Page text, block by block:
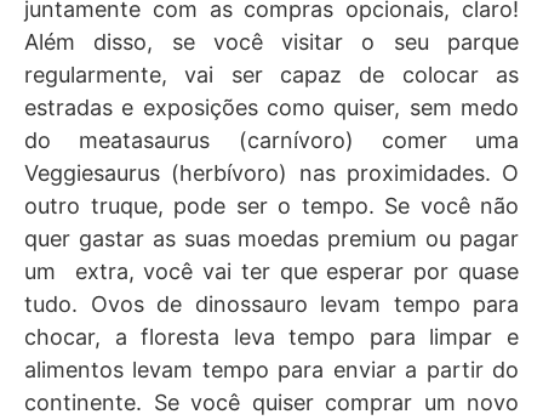
juntamente com as compras opcionais, claro!
Além disso, se você visitar o seu parque
regularmente, vai ser capaz de colocar as
estradas e exposições como quiser, sem medo
do meatasaurus (carnívoro) comer uma
Veggiesaurus (herbívoro) nas proximidades. O
outro truque, pode ser o tempo. Se você não
quer gastar as suas moedas premium ou pagar
um extra, você vai ter que esperar por quase
tudo. Ovos de dinossauro levam tempo para
chocar, a floresta leva tempo para limpar e
alimentos levam tempo para enviar a partir do
continente. Se você quiser comprar um novo